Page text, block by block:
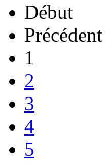
Début
Précédent
1
2
3
4
5